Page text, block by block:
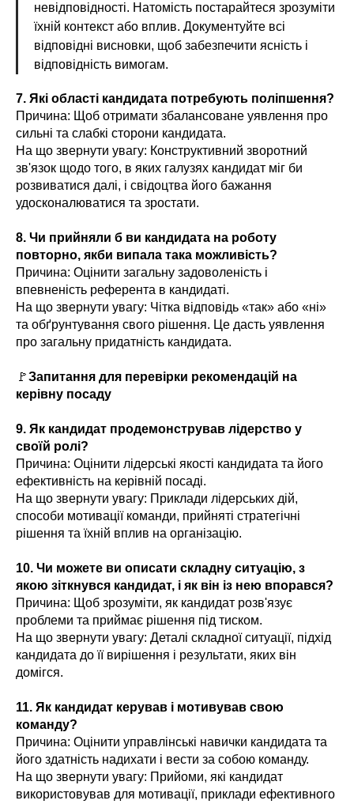
невідповідності. Натомість постарайтеся зрозуміти
їхній контекст або вплив. Документуйте всі
відповідні висновки, щоб забезпечити ясність і
відповідність вимогам.
7. Які області кандидата потребують поліпшення?
Причина: Щоб отримати збалансоване уявлення про
сильні та слабкі сторони кандидата.
На що звернути увагу: Конструктивний зворотний
зв'язок щодо того, в яких галузях кандидат міг би
розвиватися далі, і свідоцтва його бажання
удосконалюватися та зростати.
8. Чи прийняли б ви кандидата на роботу
повторно, якби випала така можливість?
Причина: Оцінити загальну задоволеність і
впевненість референта в кандидаті.
На що звернути увагу: Чітка відповідь «так» або «ні»
та обґрунтування свого рішення. Це дасть уявлення
про загальну придатність кандидата.
🚩Запитання для перевірки рекомендацій на
керівну посаду
9. Як кандидат продемонстрував лідерство у
своїй ролі?
Причина: Оцінити лідерські якості кандидата та його
ефективність на керівній посаді.
На що звернути увагу: Приклади лідерських дій,
способи мотивації команди, прийняті стратегічні
рішення та їхній вплив на організацію.
10. Чи можете ви описати складну ситуацію, з
якою зіткнувся кандидат, і як він із нею впорався?
Причина: Щоб зрозуміти, як кандидат розв'язує
проблеми та приймає рішення під тиском.
На що звернути увагу: Деталі складної ситуації, підхід
кандидата до її вирішення і результати, яких він
домігся.
11. Як кандидат керував і мотивував свою
команду?
Причина: Оцінити управлінські навички кандидата та
його здатність надихати і вести за собою команду.
На що звернути увагу: Прийоми, які кандидат
використовував для мотивації, приклади ефективного